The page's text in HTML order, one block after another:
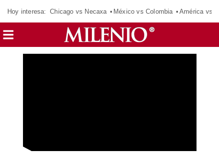
Hoy interesa: Chicago vs Necaxa México vs Colombia América vs